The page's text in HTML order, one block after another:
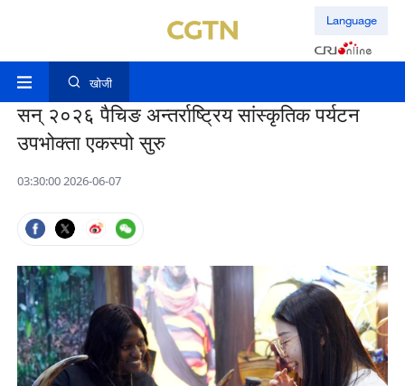
Language
खोजी
सन् २०२६ पैचिङ अन्तर्राष्ट्रिय सांस्कृतिक पर्यटन
उपभोक्ता एकस्पो सुरु
03:30:00 2026-06-07